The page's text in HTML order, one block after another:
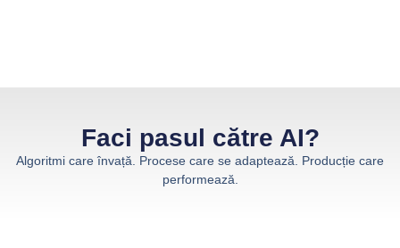
Faci pasul către AI?
Algoritmi care învață. Procese care se adaptează. Producție care
performează.